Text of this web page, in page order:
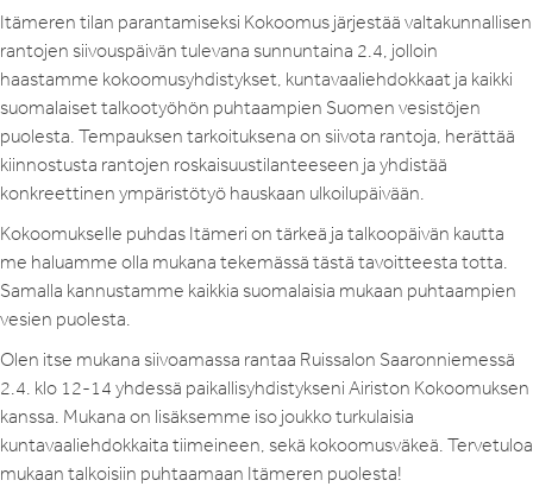
Itämeren tilan parantamiseksi Kokoomus järjestää valtakunnallisen
rantojen siivouspäivän tulevana sunnuntaina 2.4, jolloin
haastamme kokoomusyhdistykset, kuntavaaliehdokkaat ja kaikki
suomalaiset talkootyöhön puhtaampien Suomen vesistöjen
puolesta. Tempauksen tarkoituksena on siivota rantoja, herättää
kiinnostusta rantojen roskaisuustilanteeseen ja yhdistää
konkreettinen ympäristötyö hauskaan ulkoilupäivään.
Kokoomukselle puhdas Itämeri on tärkeä ja talkoopäivän kautta
me haluamme olla mukana tekemässä tästä tavoitteesta totta.
Samalla kannustamme kaikkia suomalaisia mukaan puhtaampien
vesien puolesta.
Olen itse mukana siivoamassa rantaa Ruissalon Saaronniemessä
2.4. klo 12-14 yhdessä paikallisyhdistykseni Airiston Kokoomuksen
kanssa. Mukana on lisäksemme iso joukko turkulaisia
kuntavaaliehdokkaita tiimeineen, sekä kokoomusväkeä. Tervetuloa
mukaan talkoisiin puhtaamaan Itämeren puolesta!